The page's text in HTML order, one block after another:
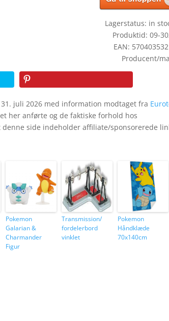
Lagerstatus: in
Produktid: 09-
EAN:
Producent/
juli 2026 med information modtaget fra
her anførte og de faktiske forhold hos
side indeholder affiliate/sponsorerede
Pokemon
Galarian &
Charmander
Figur
Transmission/
fordelerbord
vinklet
Pokemon
Håndklæde
70x140cm